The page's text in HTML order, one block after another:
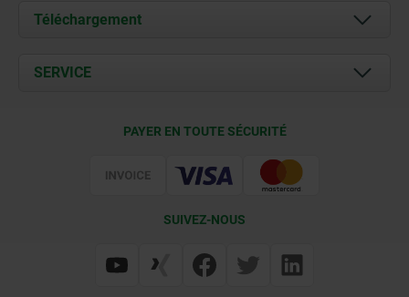
À propos de nous
Contact
Téléchargement
Documents
SERVICE
PAYER EN TOUTE SÉCURITÉ
SUIVEZ-NOUS